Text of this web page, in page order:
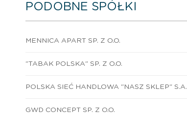
PODOBNE SPÓŁKI
MENNICA APART SP. Z O.O.
"TABAK POLSKA" SP. Z O.O.
POLSKA SIEĆ HANDLOWA "NASZ SKLEP" S.A.
GWD CONCEPT SP. Z O.O.